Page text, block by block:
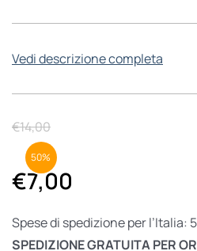
Vedi descrizione completa
€14,00
€7,00
50%
Spese di spedizione per l’Italia:
SPEDIZIONE GRATUITA PER